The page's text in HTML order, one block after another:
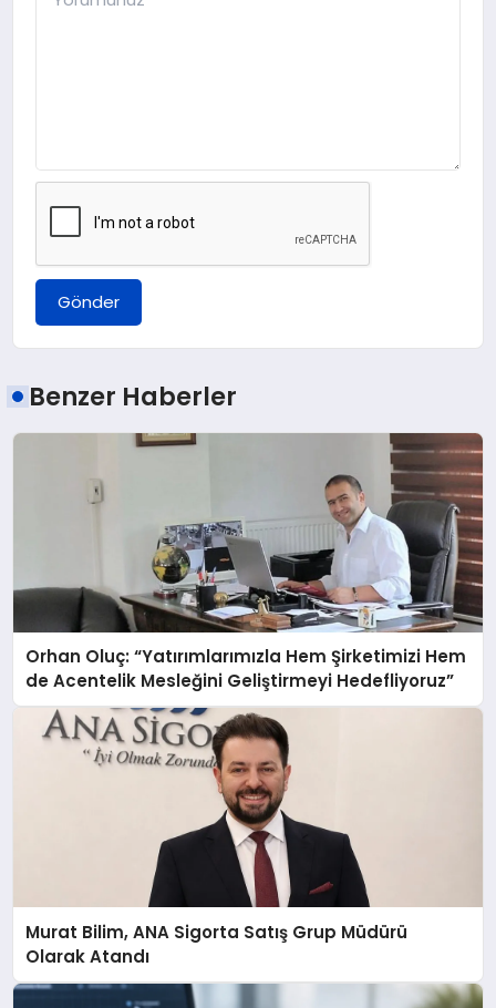
Gönder
Benzer Haberler
Orhan Oluç: “Yatırımlarımızla Hem Şirketimizi Hem
de Acentelik Mesleğini Geliştirmeyi Hedefliyoruz”
Murat Bilim, ANA Sigorta Satış Grup Müdürü
Olarak Atandı